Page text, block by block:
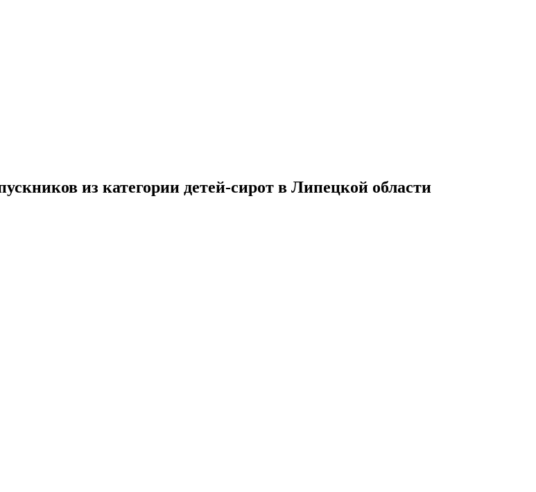
из категории детей-сирот в Липецкой области